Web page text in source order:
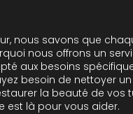
nous savons que
nous offrons un
aux besoins
besoin de nettoyer un
la beauté de vos
est là pour vous aider.